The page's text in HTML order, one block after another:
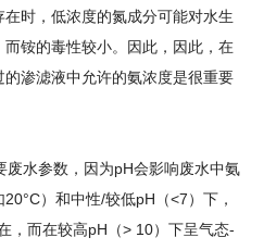
时，低浓度的氮成分可能对水生
铵的毒性较小。因此，因此，在
渗滤液中允许的氨浓度是很重要
废水参数，因为pH会影响废水中氨
）和中性/较低pH（<7）下，
，而在较高pH（> 10）下呈气态-